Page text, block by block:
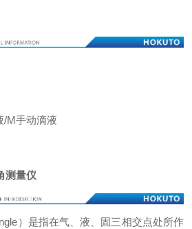
/M手动滴液
测量仪
）是指在气、液、固三相交点处所作